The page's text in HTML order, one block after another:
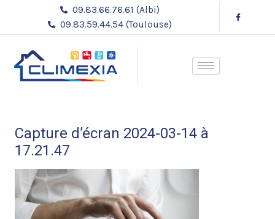
contenu
09.83.66.76.61 (Albi)
09.83.59.44.54 (Toulouse)
Capture d’écran 2024-03-14 à
17.21.47